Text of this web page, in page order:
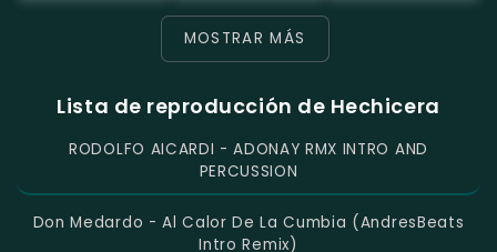
MOSTRAR MÁS
Lista de reproducción de Hechicera
RODOLFO AICARDI - ADONAY RMX INTRO AND
PERCUSSION
Don Medardo - Al Calor De La Cumbia (AndresBeats
Intro Remix)